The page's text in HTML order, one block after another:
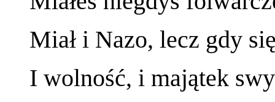
Miał i Nazo, lecz gdy
I wolność, i majątek